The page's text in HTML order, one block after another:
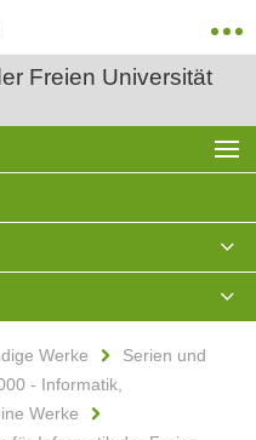
Freien Universität
Werke
Serien und
- Informatik,
Werke